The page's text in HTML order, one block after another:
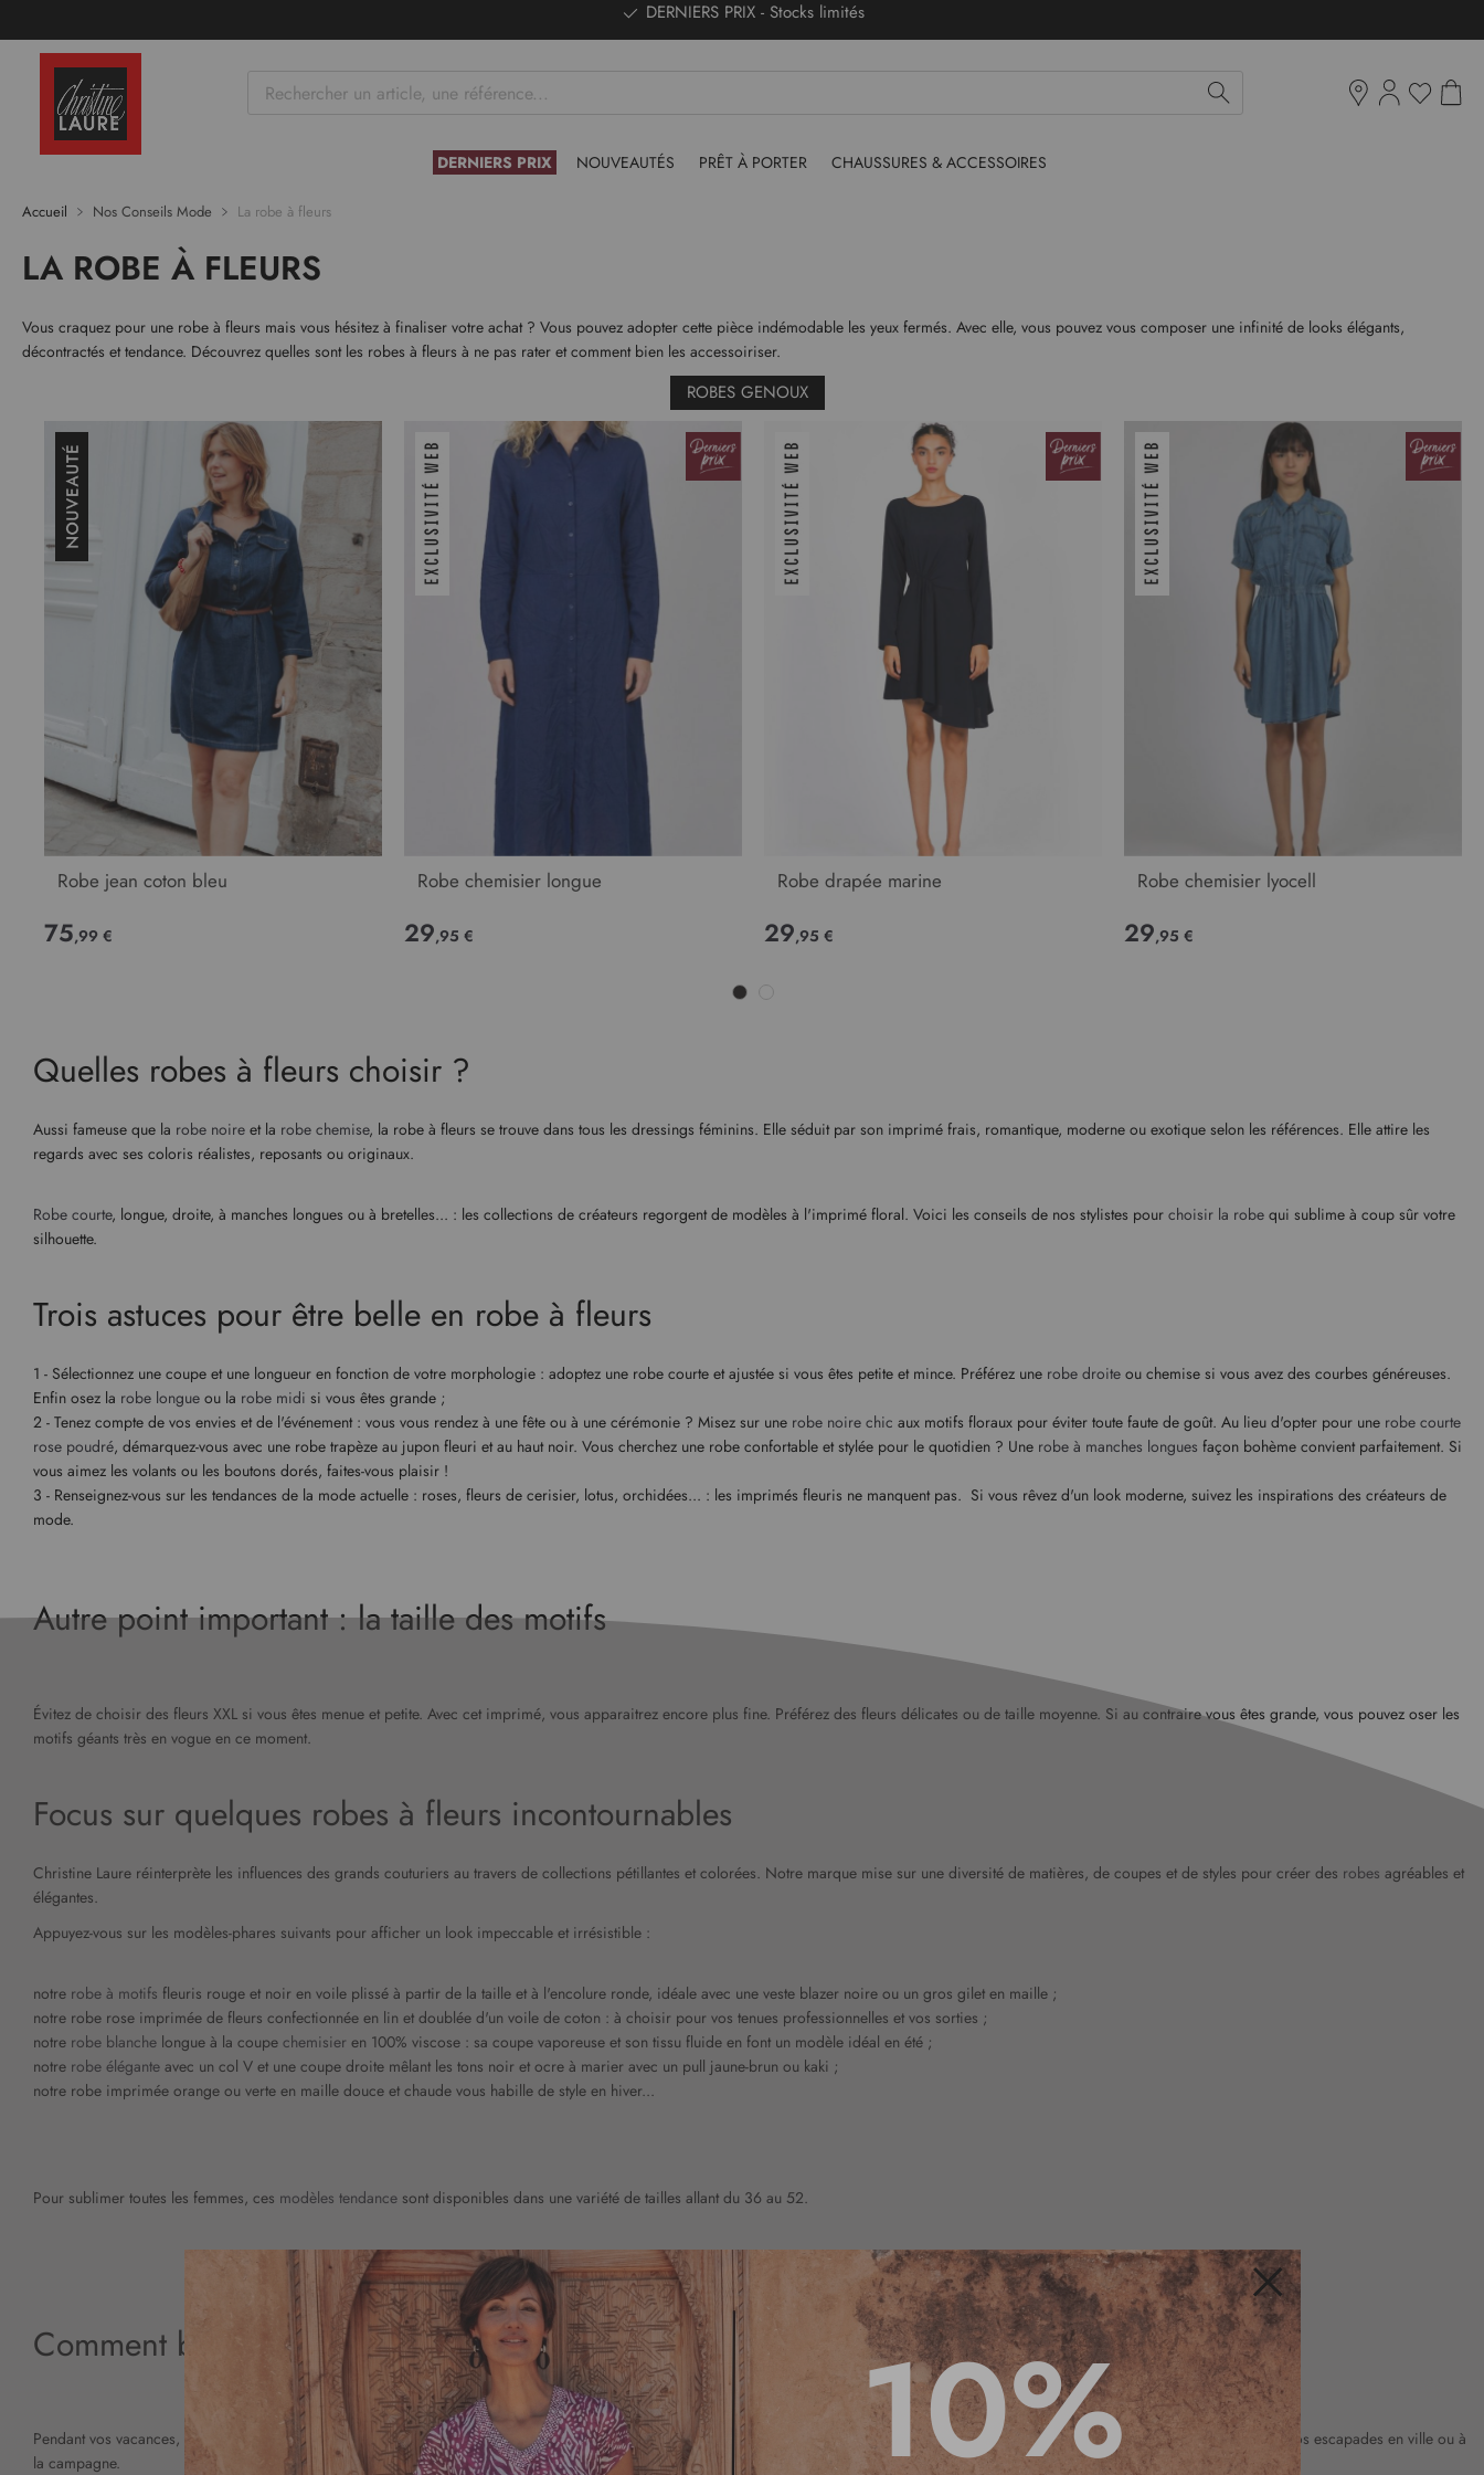
DERNIERS PRIX - Stocks limités
DERNIERS PRIX NOUVEAUTÉS PRÊT À PORTER CHAUSSURES & ACCESSOIRES
Accueil Nos Conseils Mode La robe à fleurs
LA ROBE À FLEURS
Vous craquez pour une robe à fleurs mais vous hésitez à finaliser votre achat ? Vous pouvez adopter cette pièce indémodable les yeux fermés. Avec elle, vous pouvez vous composer une infinité de looks élégants,
décontractés et tendance. Découvrez quelles sont les robes à fleurs à ne pas rater et comment bien les accessoiriser.
ROBES GENOUX
Robe jean coton bleu
75,99 €
Robe chemisier longue
29,95 €
Robe drapée marine
29,95 €
Robe chemisier lyocell
29,95 €
Quelles robes à fleurs choisir ?
Aussi fameuse que la robe noire et la robe chemise, la robe à fleurs se trouve dans tous les dressings féminins. Elle séduit par son imprimé frais, romantique, moderne ou exotique selon les références. Elle attire les
regards avec ses coloris réalistes, reposants ou originaux.
Robe courte, longue, droite, à manches longues ou à bretelles... : les collections de créateurs regorgent de modèles à l'imprimé floral. Voici les conseils de nos stylistes pour choisir la robe qui sublime à coup sûr votre
silhouette.
Trois astuces pour être belle en robe à fleurs
1 - Sélectionnez une coupe et une longueur en fonction de votre morphologie : adoptez une robe courte et ajustée si vous êtes petite et mince. Préférez une robe droite ou chemise si vous avez des courbes généreuses.
Enfin osez la robe longue ou la robe midi si vous êtes grande ;
2 - Tenez compte de vos envies et de l'événement : vous vous rendez à une fête ou à une cérémonie ? Misez sur une robe noire chic aux motifs floraux pour éviter toute faute de goût. Au lieu d'opter pour une robe courte
rose poudré, démarquez-vous avec une robe trapèze au jupon fleuri et au haut noir. Vous cherchez une robe confortable et stylée pour le quotidien ? Une robe à manches longues façon bohème convient parfaitement. Si
vous aimez les volants ou les boutons dorés, faites-vous plaisir !
3 - Renseignez-vous sur les tendances de la mode actuelle : roses, fleurs de cerisier, lotus, orchidées... : les imprimés fleuris ne manquent pas. Si vous rêvez d'un look moderne, suivez les inspirations des créateurs de
mode.
Autre point important : la taille des motifs
Évitez de choisir des fleurs XXL si vous êtes menue et petite. Avec cet imprimé, vous apparaitrez encore plus fine. Préférez des fleurs délicates ou de taille moyenne. Si au contraire vous êtes grande, vous pouvez oser les
motifs géants très en vogue en ce moment.
Focus sur quelques robes à fleurs incontournables
Christine Laure réinterprète les influences des grands couturiers au travers de collections pétillantes et colorées. Notre marque mise sur une diversité de matières, de coupes et de styles pour créer des robes agréables et
élégantes.
Appuyez-vous sur les modèles-phares suivants pour afficher un look impeccable et irrésistible :
notre robe à motifs fleuris rouge et noir en voile plissé à partir de la taille et à l'encolure ronde, idéale avec une veste blazer noire ou un gros gilet en maille ;
notre robe rose imprimée de fleurs confectionnée en lin et doublée d'un voile de coton : à choisir pour vos tenues professionnelles et vos sorties ;
notre robe blanche longue à la coupe chemisier en 100% viscose : sa coupe vaporeuse et son tissu fluide en font un modèle idéal en été ;
notre robe élégante avec un col V et une coupe droite mêlant les tons noir et ocre à marier avec un pull jaune-brun ou kaki ;
notre robe imprimée orange ou verte en maille douce et chaude vous habille de style en hiver...
Pour sublimer toutes les femmes, ces modèles tendance sont disponibles dans une variété de tailles allant du 36 au 52.
Comment bien porter une robe à fleurs ?
Pendant vos vacances, vous pouvez combiner votre robe fleurie fétiche avec des sandales en cuir et un chapeau de paille. Vous pouvez aussi la mixer avec un blouson en daim ou en cuir pour vos escapades en ville ou à
la campagne.
Fermer
10%